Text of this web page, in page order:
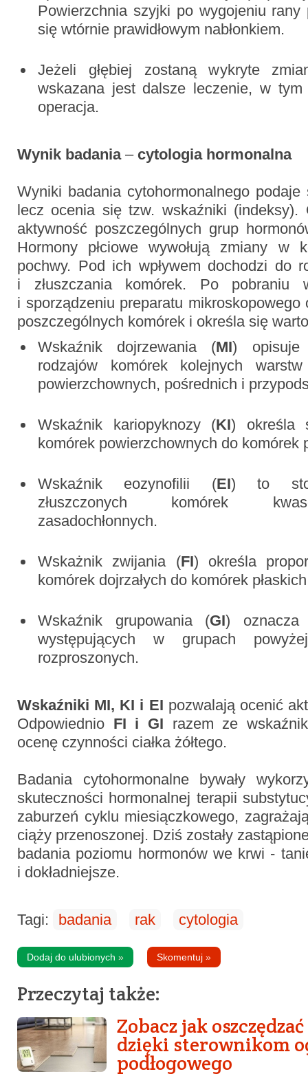
Powierzchnia szyjki po wygojeniu rany
się wtórnie prawidłowym nabłonkiem.
Jeżeli głębiej zostaną wykryte
wskazana jest dalsze leczenie, w tym
operacja.
Wynik badania –cytologia hormonalna
Wyniki badania cytohormonalnego
lecz ocenia się tzw. wskaźniki (indeksy).
aktywność poszczególnych grup
Hormony płciowe wywołują zmiany w
pochwy. Pod ich wpływem dochodzi do
i złuszczania komórek. Po pobraniu
i sporządzeniu preparatu mikroskopowego
poszczególnych komórek i określa się
Wskaźnik dojrzewania (MI) opisuje
rodzajów komórek kolejnych warstw
powierzchownych, pośrednich i
Wskaźnik kariopyknozy (KI) określa
komórek powierzchownych do komórek
Wskaźnik eozynofilii (EI) to
złuszczonych komórek
zasadochłonnych.
Wskażnik zwijania (FI) określa
komórek dojrzałych do komórek
Wskaźnik grupowania (GI) oznacza
występujących w grupach
rozproszonych.
Wskaźniki MI, KI i EI pozwalają ocenić
Odpowiednio FI i GI razem ze
ocenę czynności ciałka żółtego.
Badania cytohormonalne bywały
skuteczności hormonalnej terapii
zaburzeń cyklu miesiączkowego,
ciąży przenoszonej. Dziś zostały
badania poziomu hormonów we krwi -
i dokładniejsze.
Tagi: badania rak cytologia
Dodaj do ulubionych » Skomentuj »
Przeczytaj także:
Zobacz jak
dzięki sterownikom
podłogowego